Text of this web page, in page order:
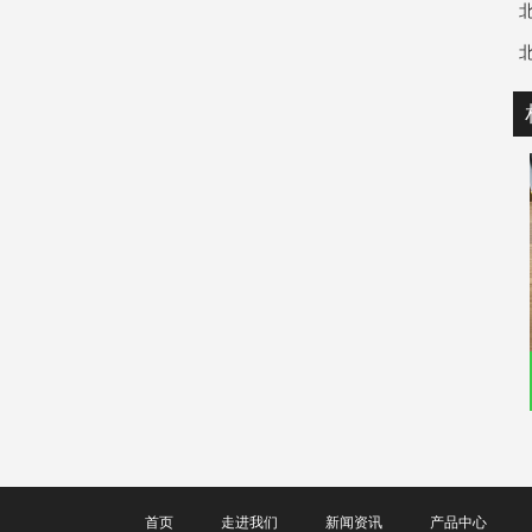
首页 走进我们 新闻资讯 产品中心